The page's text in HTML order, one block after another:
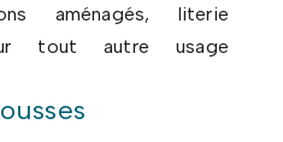
aménagés, literie
tout autre usage